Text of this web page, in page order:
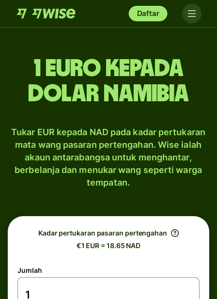
Daftar
1 Euro kepada
dolar Namibia
Tukar EUR kepada NAD pada kadar pertukaran
mata wang pasaran pertengahan. Wise ialah
akaun antarabangsa untuk menghantar,
berbelanja dan menukar wang seperti warga
tempatan.
Kadar pertukaran pasaran pertengahan
€1 EUR = 18.65 NAD
Jumlah